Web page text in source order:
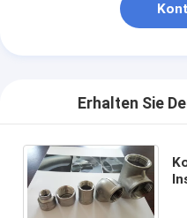
Erhalten Sie